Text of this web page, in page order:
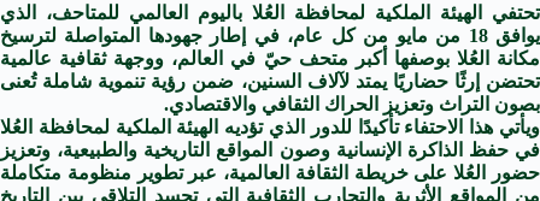
تحتفي الهيئة الملكية لمحافظة العُلا باليوم العالمي للمتاحف، الذي
يوافق 18 من مايو من كل عام، في إطار جهودها المتواصلة لترسيخ
مكانة العُلا بوصفها أكبر متحف حيّ في العالم، ووجهة ثقافية عالمية
تحتضن إرثًا حضاريًا يمتد لآلاف السنين، ضمن رؤية تنموية شاملة تُعنى
بصون التراث وتعزيز الحراك الثقافي والاقتصادي.
ويأتي هذا الاحتفاء تأكيدًا للدور الذي تؤديه الهيئة الملكية لمحافظة العُلا
في حفظ الذاكرة الإنسانية وصون المواقع التاريخية والطبيعية، وتعزيز
حضور العُلا على خريطة الثقافة العالمية، عبر تطوير منظومة متكاملة
من المواقع الأثرية والتجارب الثقافية التي تجسد التلاقي بين التاريخ